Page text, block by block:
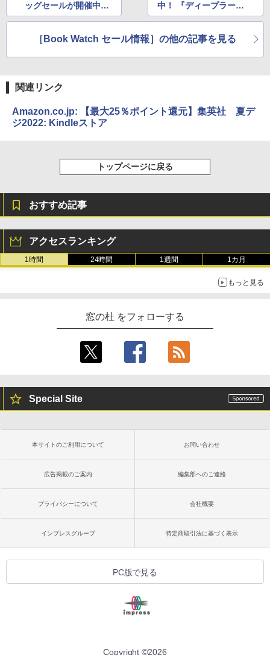
ッグセールが開催中！
最大50％OFF
中！ 『ディープラーニ
ング 学習する機械』
［Book Watch セール情報］の他の記事を見る
関連リンク
Amazon.co.jp: 【最大25％ポイント還元】集英社 夏デ
ジ2022: Kindleストア
トップページに戻る
おすすめ記事
アクセスランキング
1時間 24時間 1週間 1カ月
もっと見る
窓の杜 をフォローする
Special Site
本サイトのご利用について お問い合わせ
広告掲載のご案内 編集部へのご連絡
プライバシーについて 会社概要
インプレスグループ 特定商取引法に基づく表示
PC版で見る
Copyright ©2026